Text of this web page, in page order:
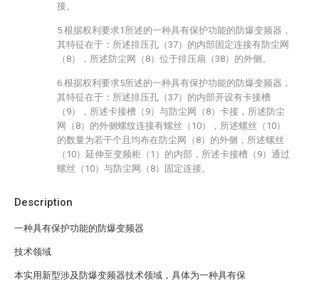
Description
一种具有保护功能的防爆变频器
技术领域
本实用新型涉及防爆变频器技术领域，具体为一种具有保
接。
5.根据权利要求1所述的一种具有保护功能的防爆变频器，
其特征在于：所述排压孔（37）的内部固定连接有防尘网
（8），所述防尘网（8）位于排压扇（38）的外侧。
6.根据权利要求5所述的一种具有保护功能的防爆变频器，
其特征在于：所述排压孔（37）的内部开设有卡接槽
（9），所述卡接槽（9）与防尘网（8）卡接，所述防尘
网（8）的外侧螺纹连接有螺丝（10），所述螺丝（10）
的数量为若干个且均布在防尘网（8）的外侧，所述螺丝
（10）延伸至变频柜（1）的内部，所述卡接槽（9）通过
螺丝（10）与防尘网（8）固定连接。